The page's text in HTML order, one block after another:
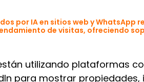
por IA en sitios web y WhatsApp
de visitas, ofreciendo
utilizando plataformas
para mostrar